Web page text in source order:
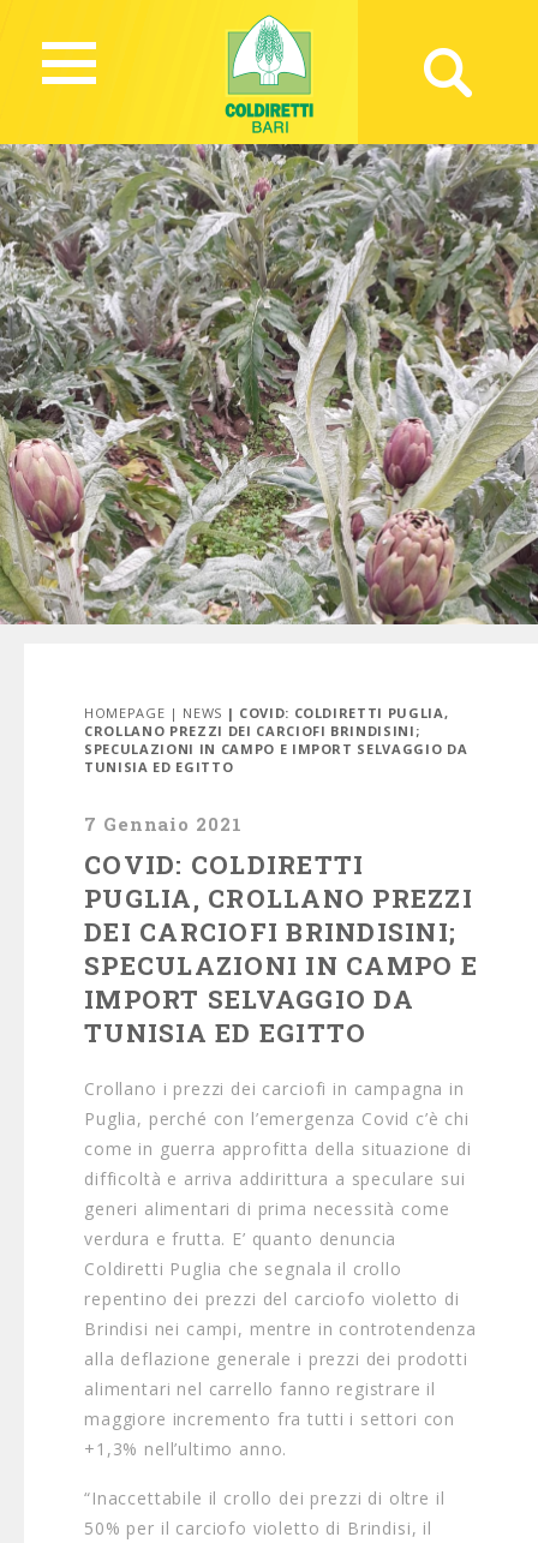
HOMEPAGE | NEWS | COVID: COLDIRETTI PUGLIA,
CROLLANO PREZZI DEI CARCIOFI BRINDISINI;
SPECULAZIONI IN CAMPO E IMPORT SELVAGGIO DA
TUNISIA ED EGITTO
7 Gennaio 2021
COVID: COLDIRETTI
PUGLIA, CROLLANO PREZZI
DEI CARCIOFI BRINDISINI;
SPECULAZIONI IN CAMPO E
IMPORT SELVAGGIO DA
TUNISIA ED EGITTO
Crollano i prezzi dei carciofi in campagna in
Puglia, perché con l’emergenza Covid c’è chi
come in guerra approfitta della situazione di
difficoltà e arriva addirittura a speculare sui
generi alimentari di prima necessità come
verdura e frutta. E’ quanto denuncia
Coldiretti Puglia che segnala il crollo
repentino dei prezzi del carciofo violetto di
Brindisi nei campi, mentre in controtendenza
alla deflazione generale i prezzi dei prodotti
alimentari nel carrello fanno registrare il
maggiore incremento fra tutti i settori con
+1,3% nell’ultimo anno.
“Inaccettabile il crollo dei prezzi di oltre il
50% per il carciofo violetto di Brindisi, il